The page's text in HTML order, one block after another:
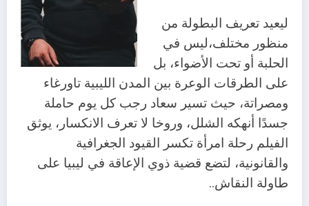
ليعيد تعريف البطولة من
منظور مختلف،ليس في
الحلبة أو تحت الأضواء، بل
على الطرقات الوعرة بين المدن الليبية تاورغاء
ومصراتة، حيث تسير سعاد رجب كل يوم حاملة
جسدًا أنهكه الشلل، وروخا لا تعرف الانكسار، يوثق
الفيلم رحلة امرأة تكسر القيود الجغرافية
والقانونية، لتضع قضية ذوي الإعاقة في ليبيا على
طاولة النقاش..